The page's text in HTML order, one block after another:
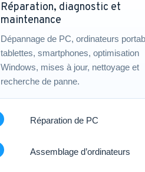
Réparation, diagnostic et
maintenance
Dépannage de PC, ordinateurs
tablettes, smartphones, optimisation
Windows, mises à jour, nettoyage et
recherche de panne.
Réparation de PC
Assemblage d’ordinateurs